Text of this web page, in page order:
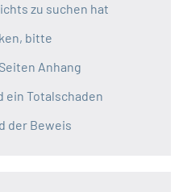
zu suchen hat
bitte
Anhang
ein Totalschaden
der Beweis